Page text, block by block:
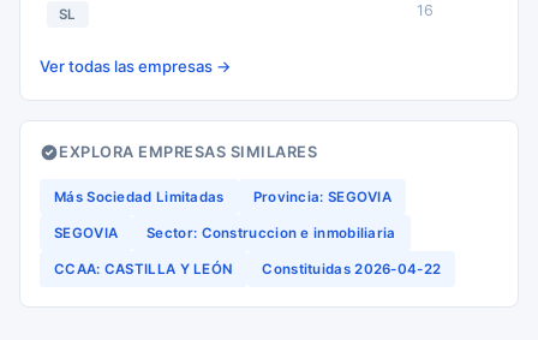
SL
16
Ver todas las empresas →
EXPLORA EMPRESAS SIMILARES
Más Sociedad Limitadas Provincia: SEGOVIA
SEGOVIA Sector: Construccion e inmobiliaria
CCAA: CASTILLA Y LEÓN Constituidas 2026-04-22